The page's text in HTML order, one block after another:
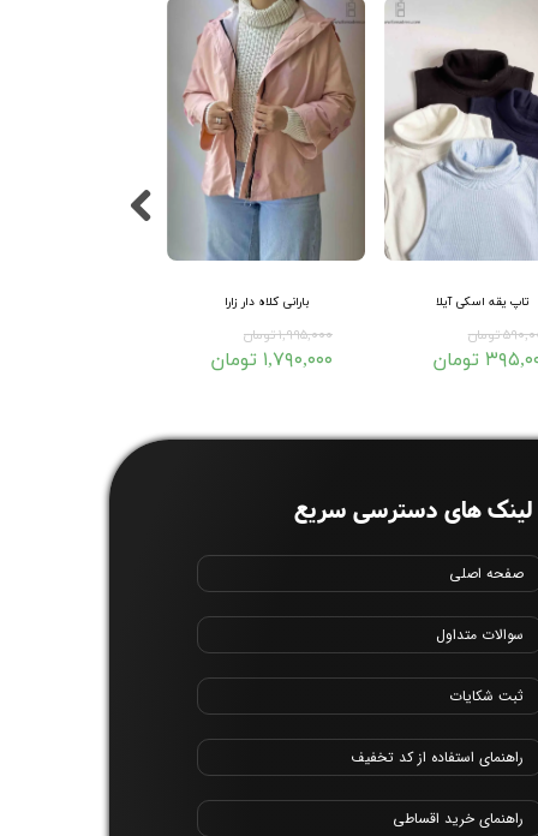
بارانی کلاه دار زارا
۱,۹۹۵,۰۰۰ تومان
۱,۷۹۰,۰۰۰ تومان
تاپ یقه اسکی آیلا
تومان
تومان
لینک های دسترسی سریع
صفحه اصلی
سوالات متداول
ثبت شکایات
راهنمای استفاده از کد تخفیف
راهنمای خرید اقساطی